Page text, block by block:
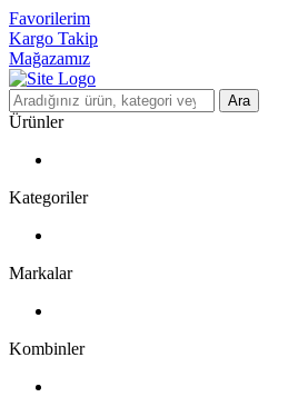
Favorilerim
Kargo Takip
Mağazamız
Ara
Ürünler
Kategoriler
Markalar
Kombinler